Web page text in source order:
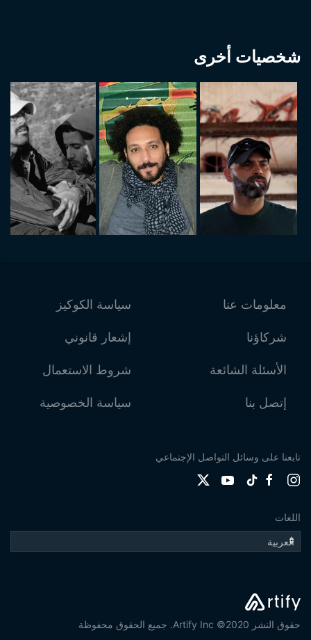
شخصيات أخرى
معلومات عنا
شركاؤنا
الأسئلة الشائعة
إتصل بنا
سياسة الكوكيز
إشعار قانوني
شروط الاستعمال
سياسة الخصوصية
تابعنا على وسائل التواصل الإجتماعي
اللغات
حقوق النشر 2020© Artify Inc. جميع الحقوق محفوظة